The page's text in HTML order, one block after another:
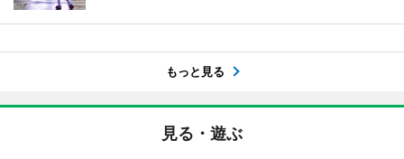
もっと見る
見る・遊ぶ